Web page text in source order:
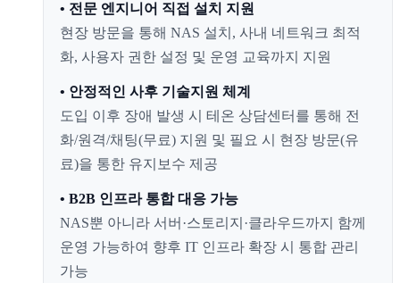
• 전문 엔지니어 직접 설치 지원
현장 방문을 통해 NAS 설치, 사내 네트워크 최적
화, 사용자 권한 설정 및 운영 교육까지 지원
• 안정적인 사후 기술지원 체계
도입 이후 장애 발생 시 테온 상담센터를 통해 전
화/원격/채팅(무료) 지원 및 필요 시 현장 방문(유
료)을 통한 유지보수 제공
• B2B 인프라 통합 대응 가능
NAS뿐 아니라 서버·스토리지·클라우드까지 함께
운영 가능하여 향후 IT 인프라 확장 시 통합 관리
가능